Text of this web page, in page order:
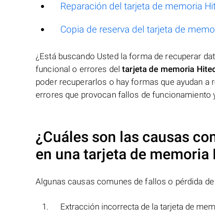
Reparación del tarjeta de memoria
Copia de reserva del tarjeta de
¿Está buscando Usted la forma de recuperar
funcional o errores deltarjeta de memoria
poder recuperarlos o hay formas que ayudan
errores que provocan fallos de
¿Cuáles son las causas
en una tarjeta de memoria
Algunas causas comunes de fallos o pérdida
Extracción incorrecta de la tarjeta de